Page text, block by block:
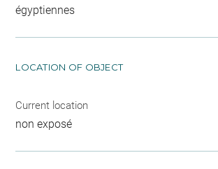
égyptiennes
LOCATION OF OBJECT
Current location
non exposé